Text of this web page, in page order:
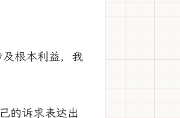
根本利益，我
的诉求表达出